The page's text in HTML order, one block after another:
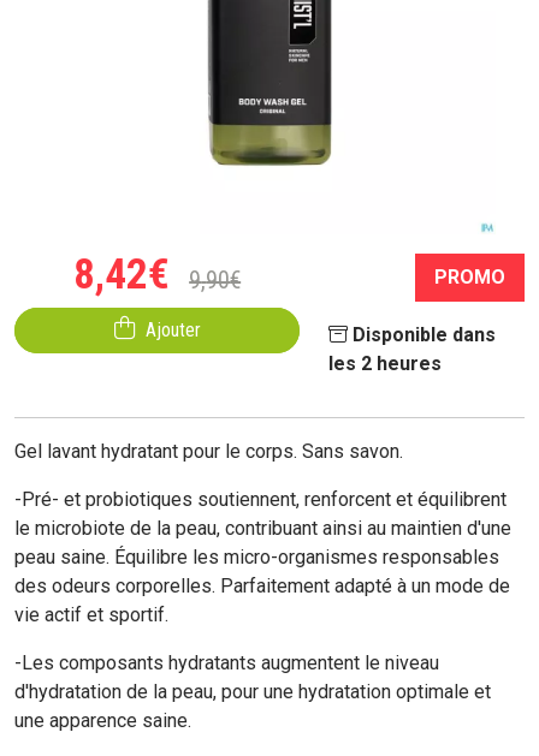
8,42€ 9,90€
Ajouter
PROMO
Disponible dans
les 2 heures
Gel lavant hydratant pour le corps. Sans savon.
-Pré- et probiotiques soutiennent, renforcent et équilibrent
le microbiote de la peau, contribuant ainsi au maintien d'une
peau saine. Équilibre les micro-organismes responsables
des odeurs corporelles. Parfaitement adapté à un mode de
vie actif et sportif.
-Les composants hydratants augmentent le niveau
d'hydratation de la peau, pour une hydratation optimale et
une apparence saine.